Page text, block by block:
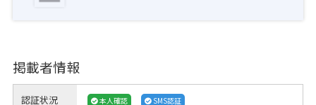
掲載者情報
認証状況 本人確認
SMS認証